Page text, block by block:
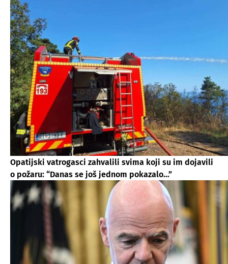
Opatijski vatrogasci zahvalili svima koji su im dojavili
o požaru: “Danas se još jednom pokazalo…”